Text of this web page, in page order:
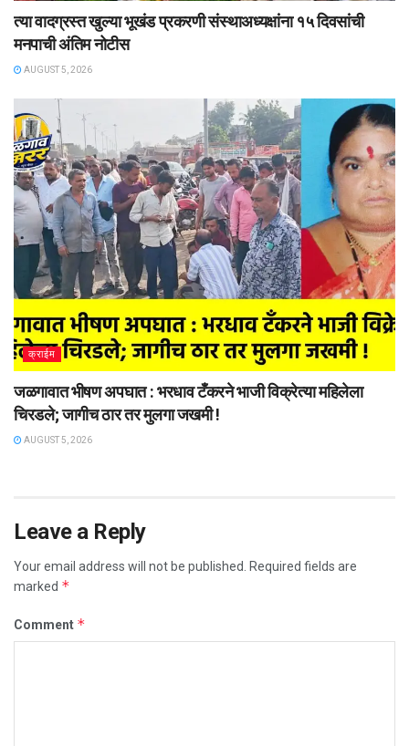
त्या वादग्रस्त खुल्या भूखंड प्रकरणी संस्थाअध्यक्षांना १५ दिवसांची
मनपाची अंतिम नोटीस
AUGUST 5, 2026
क्राईम
जळगावात भीषण अपघात : भरधाव टँकरने भाजी विक्रेत्या महिलेला
चिरडले; जागीच ठार तर मुलगा जखमी !
AUGUST 5, 2026
Leave a Reply
Your email address will not be published.
Required fields are
marked *
Comment *